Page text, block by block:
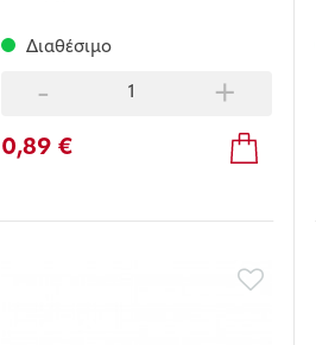
Διαθέσιμο
- +
0,89 €